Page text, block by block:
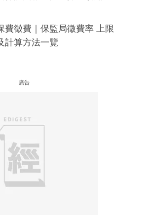
費徵費｜保監局徵費率 上限
計算方法一覽
廣告